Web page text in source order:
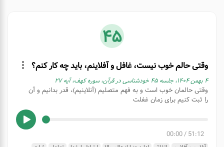
45
وقتی حالم خوب نیست، غافل و آفلاینم، باید چه کار کنم؟
۴ بهمن ۱۴۰۴، جلسه 45 خودشناسی در قرآن، سوره کهف، آیه 27
وقتی حالمان خوب است و به فهم متصلیم (آنلاینیم)، قدر بدانیم و آن
را ثبت کنیم برای زمان غفلت
51:12
/
00:00